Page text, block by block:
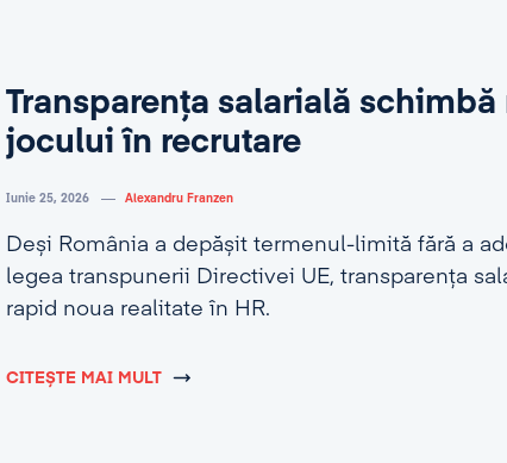
Transparența salarială
jocului în recrutare
Iunie 25, 2026 Alexandru Franzen
Deși România a depășit termenul-limită fără a
legea transpunerii Directivei UE, transparența
rapid noua realitate în HR.
CITEȘTE MAI MULT